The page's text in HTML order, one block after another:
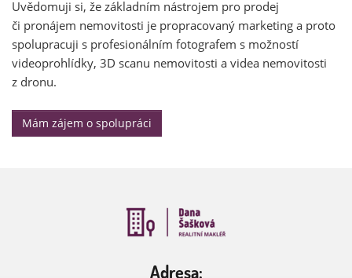
Uvědomuji si, že základním nástrojem pro prodej
či pronájem nemovitosti je propracovaný marketing a proto
spolupracuji s profesionálním fotografem s možností
videoprohlídky, 3D scanu nemovitosti a videa nemovitosti
z dronu.
Mám zájem o spolupráci
Adresa: